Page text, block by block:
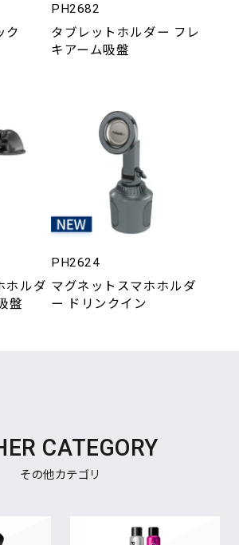
ク
PH2682
タブレットホルダー フレ
キアーム吸盤
ホルダ
盤
PH2624
マグネットスマホホルダ
ー ドリンクイン
CATEGORY
その他カテゴリ